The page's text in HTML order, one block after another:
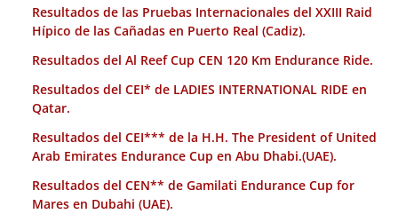
Resultados de las Pruebas Internacionales del XXIII Raid
Hípico de las Cañadas en Puerto Real (Cadiz).
Resultados del Al Reef Cup CEN 120 Km Endurance Ride.
Resultados del CEI* de LADIES INTERNATIONAL RIDE en
Qatar.
Resultados del CEI*** de la H.H. The President of United
Arab Emirates Endurance Cup en Abu Dhabi.(UAE).
Resultados del CEN** de Gamilati Endurance Cup for
Mares en Dubahi (UAE).